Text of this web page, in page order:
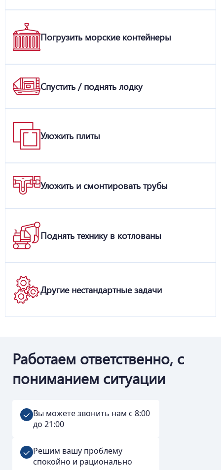
Погрузить морские контейнеры
Спустить / поднять лодку
Уложить плиты
Уложить и смонтировать трубы
Поднять технику в котлованы
Другие нестандартные задачи
Работаем ответственно, с
пониманием ситуации
Вы можете звонить нам с 8:00
до 21:00
Решим вашу проблему
спокойно и рационально